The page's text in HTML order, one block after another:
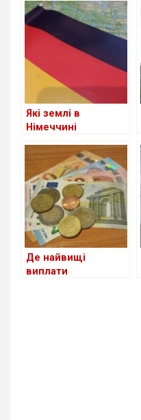
посвідчення водія
Які землі в
Німеччині
біженців із України
станом на сьогодні
Де найвищі
виплати